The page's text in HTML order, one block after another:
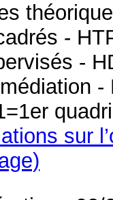
-
-
sur